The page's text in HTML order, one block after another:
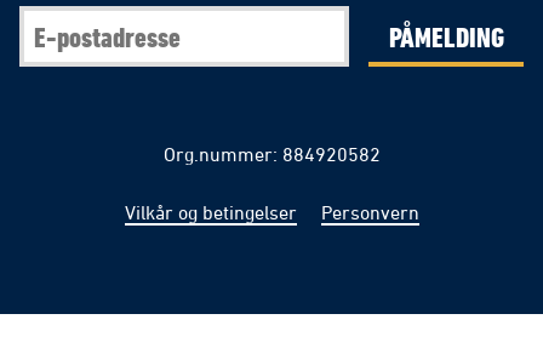
PÅMELDING
Org.nummer: 884920582
Vilkår og betingelser Personvern